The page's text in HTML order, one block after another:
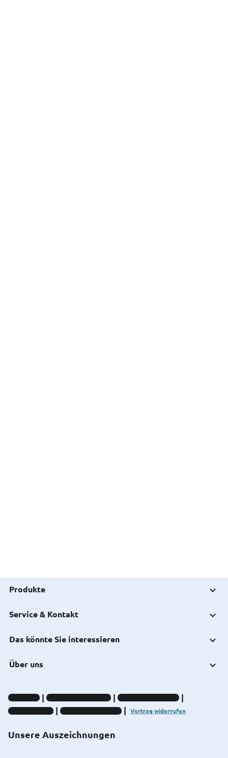
Produkte
Service & Kontakt
Das könnte Sie interessieren
Über uns
Unsere Auszeichnungen
Impressum Datenschutz-Hinweise
Compliance-Hinweise
Barrierefreiheit
Cookie-Einstellungen Vertrag widerrufen